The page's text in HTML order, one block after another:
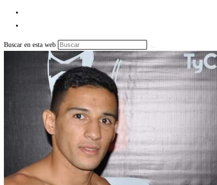
Buscar en esta web